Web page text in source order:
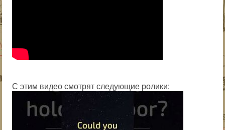
С этим видео смотрят следующие ролики: